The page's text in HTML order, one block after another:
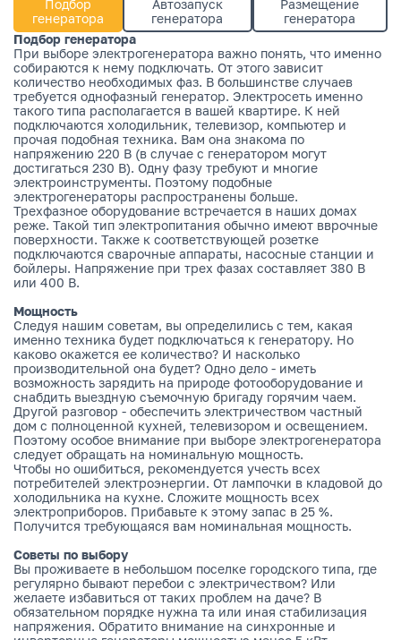
Подбор
генератора
Автозапуск
генератора
Размещение
генератора
Подбор генератора
При выборе электрогенератора важно понять, что именно
собираются к нему подключать. От этого зависит
количество необходимых фаз. В большинстве случаев
требуется однофазный генератор. Электросеть именно
такого типа располагается в вашей квартире. К ней
подключаются холодильник, телевизор, компьютер и
прочая подобная техника. Вам она знакома по
напряжению 220 В (в случае с генератором могут
достигаться 230 В). Одну фазу требуют и многие
электроинструменты. Поэтому подобные
электрогенераторы распространены больше.
Трехфазное оборудование встречается в наших домах
реже. Такой тип электропитания обычно имеют вврочные
поверхности. Также к соответствующей розетке
подключаются сварочные аппараты, насосные станции и
бойлеры. Напряжение при трех фазах составляет 380 В
или 400 В.
Мощность
Следуя нашим советам, вы определились с тем, какая
именно техника будет подключаться к генератору. Но
каково окажется ее количество? И насколько
производительной она будет? Одно дело - иметь
возможность зарядить на природе фотооборудование и
снабдить выездную съемочную бригаду горячим чаем.
Другой разговор - обеспечить электричеством частный
дом с полноценной кухней, телевизором и освещением.
Поэтому особое внимание при выборе электрогенератора
следует обращать на номинальную мощность.
Чтобы но ошибиться, рекомендуется учесть всех
потребителей электроэнергии. От лампочки в кладовой до
холодильника на кухне. Сложите мощность всех
электроприборов. Прибавьте к этому запас в 25 %.
Получится требующаяся вам номинальная мощность.
Советы по выбору
Вы проживаете в небольшом поселке городского типа, где
регулярно бывают перебои с электричеством? Или
желаете избавиться от таких проблем на даче? В
обязательном порядке нужна та или иная стабилизация
напряжения. Обратито внимание на синхронные и